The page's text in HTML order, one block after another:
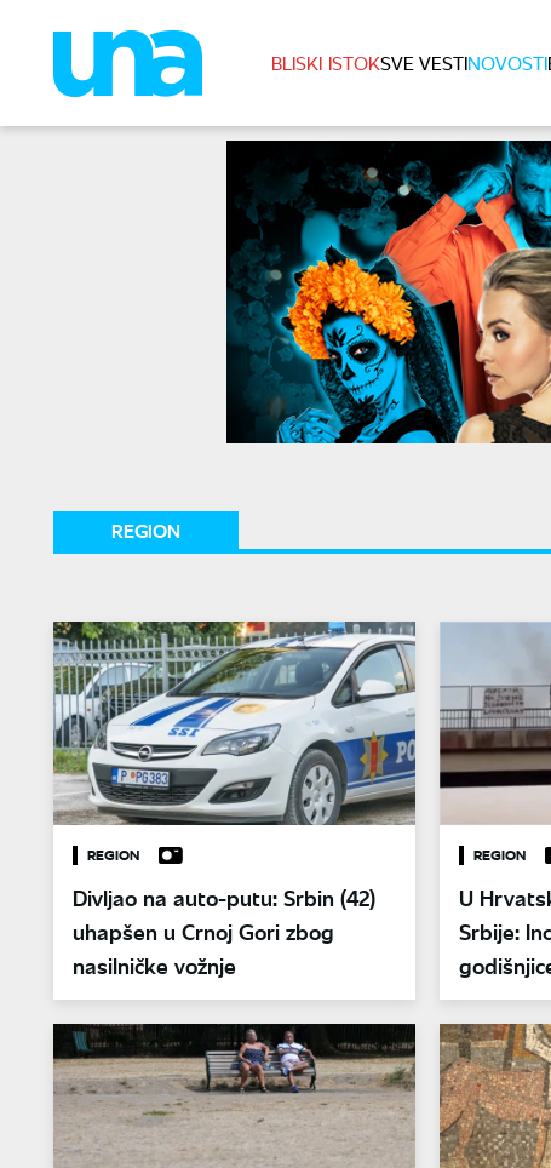
BLISKI ISTOKSVE VESTINOVOSTI
REGION
REGION
Divljao na auto-putu: Srbin (42)
uhapšen u Crnoj Gori zbog
nasilničke vožnje
REGION
U
Srbije: